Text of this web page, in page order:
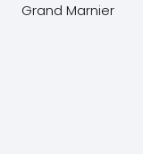
Grand Marnier